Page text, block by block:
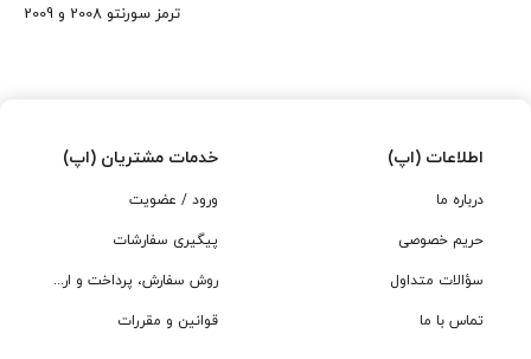
کشیدن لنت شده و راننده را آگاه میسازد. از میان شکاف‌های رینگ
احتمالا نیاز به تعویض لنت دارید. البته ممکن است خرابی کالیپرها نیز
نیاز به تعویض لنت ترمز در منزل دارید، با ما تماس بگیرید
ترمز سورنتو 2008 و 2009
اطلاعات (اپ)
درباره ما
حریم خصوصی
سؤالات متداول
تماس با ما
خدمات مشتریان (اپ)
ورود / عضویت
پیگیری سفارشات
روش سفارش، پرداخت و ارسال
قوانین و مقررات